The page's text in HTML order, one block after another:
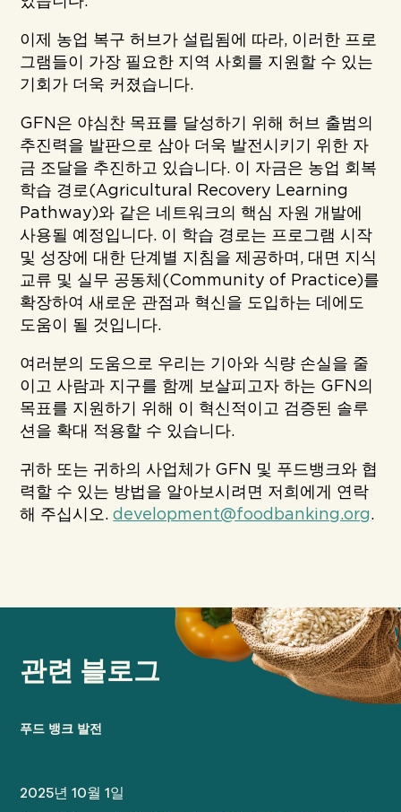
이제 농업 복구 허브가 설립됨에 따라, 이러한 프로
그램들이 가장 필요한 지역 사회를 지원할 수 있는
기회가 더욱 커졌습니다.
GFN은 야심찬 목표를 달성하기 위해 허브 출범의
추진력을 발판으로 삼아 더욱 발전시키기 위한 자
금 조달을 추진하고 있습니다. 이 자금은 농업 회복
학습 경로(Agricultural Recovery Learning
Pathway)와 같은 네트워크의 핵심 자원 개발에
사용될 예정입니다. 이 학습 경로는 프로그램 시작
및 성장에 대한 단계별 지침을 제공하며, 대면 지식
교류 및 실무 공동체(Community of Practice)를
확장하여 새로운 관점과 혁신을 도입하는 데에도
도움이 될 것입니다.
여러분의 도움으로 우리는 기아와 식량 손실을 줄
이고 사람과 지구를 함께 보살피고자 하는 GFN의
목표를 지원하기 위해 이 혁신적이고 검증된 솔루
션을 확대 적용할 수 있습니다.
귀하 또는 귀하의 사업체가 GFN 및 푸드뱅크와 협
력할 수 있는 방법을 알아보시려면 저희에게 연락
해 주십시오.development@foodbanking.org.
관련 블로그
푸드 뱅크 발전
2025년 10월 1일